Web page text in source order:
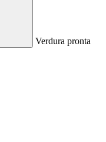
Verdura pronta